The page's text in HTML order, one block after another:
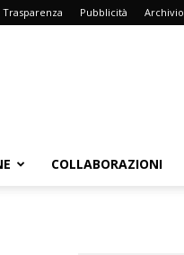
Trasparenza Pubblicità Archivio
COLLABORAZIONI